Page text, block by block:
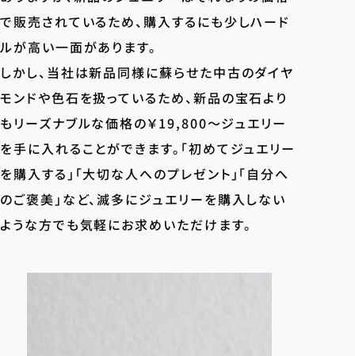
で販売されているため、購入するにも少しハード
ルが高い一面があります。
しかし、当社は新品同様に蘇らせた中古のダイヤ
モンドや色石を扱っているため、新品の宝石より
もリーズナブルな価格の￥19,800〜ジュエリー
を手に入れることができます。「初めてジュエリー
を購入する」「大切な人へのプレゼント」「自分へ
のご褒美」など、滅多にジュエリーを購入しない
ような方でも気軽にお求めいただけます。